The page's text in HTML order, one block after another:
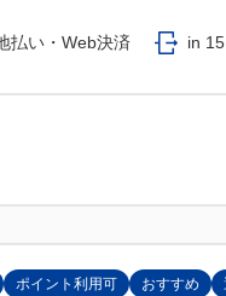
払い・Web決済 in
ポイント利用可 おすすめ